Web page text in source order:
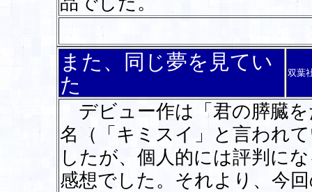
また、同じ夢を見てい
た
双葉
デビュー作は「君の膵臓
名（「キミスイ」と言われ
したが、個人的には評判に
感想でした。それより、今